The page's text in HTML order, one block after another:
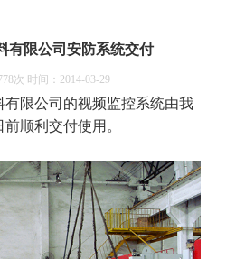
有限公司安防系统交付
次 时间：2014-03-29
有限公司的视频监控系统由我
顺利交付使用。